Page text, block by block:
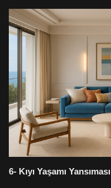
6- Kıyı Yaşamı Yansıması